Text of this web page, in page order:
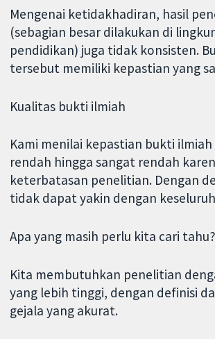
Mengenai ketidakhadiran, hasil
(sebagian besar dilakukan di
pendidikan) juga tidak konsisten.
tersebut memiliki kepastian yang
Kualitas bukti ilmiah
Kami menilai kepastian bukti ilmiah
rendah hingga sangat rendah
keterbatasan penelitian. Dengan
tidak dapat yakin dengan
Apa yang masih perlu kita cari tahu?
Kita membutuhkan penelitian
yang lebih tinggi, dengan definisi
gejala yang akurat.